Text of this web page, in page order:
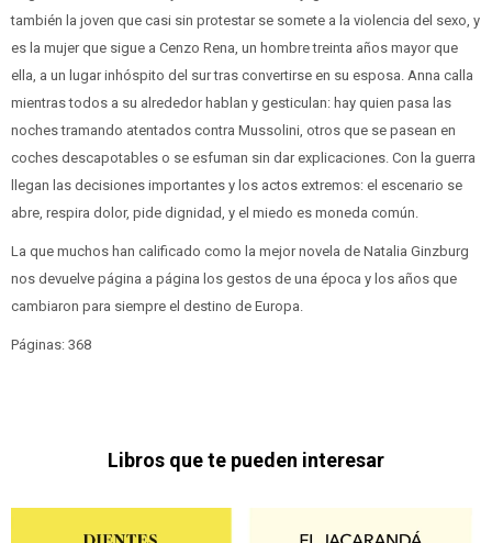
también la joven que casi sin protestar se somete a la violencia del sexo, y
es la mujer que sigue a Cenzo Rena, un hombre treinta años mayor que
ella, a un lugar inhóspito del sur tras convertirse en su esposa. Anna calla
mientras todos a su alrededor hablan y gesticulan: hay quien pasa las
noches tramando atentados contra Mussolini, otros que se pasean en
coches descapotables o se esfuman sin dar explicaciones. Con la guerra
llegan las decisiones importantes y los actos extremos: el escenario se
abre, respira dolor, pide dignidad, y el miedo es moneda común.
La que muchos han calificado como la mejor novela de Natalia Ginzburg
nos devuelve página a página los gestos de una época y los años que
cambiaron para siempre el destino de Europa.
Páginas: 368
Libros que te pueden interesar